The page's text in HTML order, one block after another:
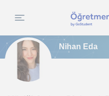
Nihan Eda